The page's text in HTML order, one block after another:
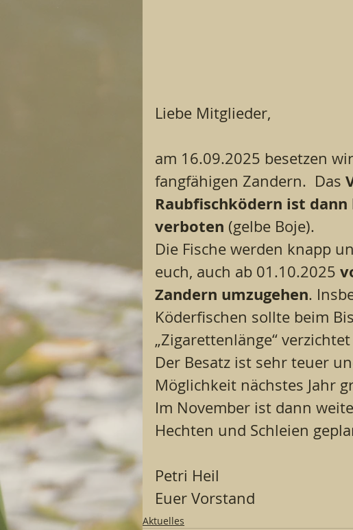
Liebe Mitglieder,
am 16.09.2025 besetzen
fangfähigen Zandern.  Das
Raubfischködern ist dann
verboten (gelbe Boje).
Die Fische werden knapp
euch, auch ab 01.10.2025
Zandern umzugehen.
Köderfischen sollte beim
„Zigarettenlänge“
Der Besatz ist sehr teuer
Möglichkeit nächstes Jahr
Im November ist dann
Hechten und Schleien
Petri Heil
Euer Vorstand
Aktuelles